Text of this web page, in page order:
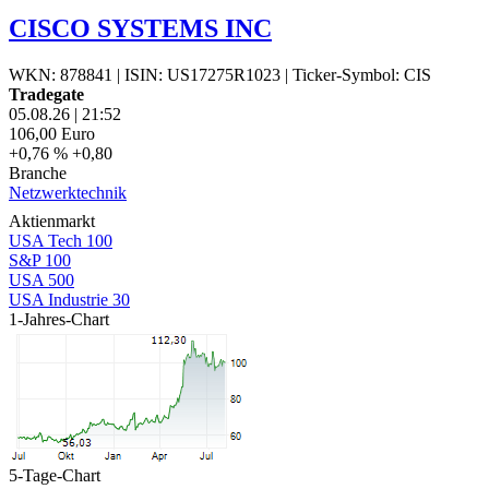
CISCO SYSTEMS INC
WKN: 878841 | ISIN: US17275R1023 | Ticker-Symbol: CIS
Tradegate
05.08.26 | 21:52
106,00 Euro
+0,76 % +0,80
Branche
Netzwerktechnik
Aktienmarkt
USA Tech 100
S&P 100
USA 500
USA Industrie 30
1-Jahres-Chart
5-Tage-Chart